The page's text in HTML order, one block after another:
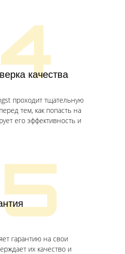
качества
проходит тщательную
тем, как попасть на
его эффективность и
гарантию на свои
их качество и